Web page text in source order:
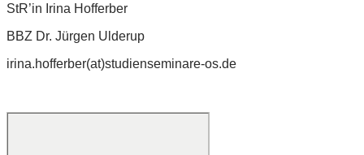
StR’in Irina Hofferber
BBZ Dr. Jürgen Ulderup
irina.hofferber(at)studienseminare-os.de